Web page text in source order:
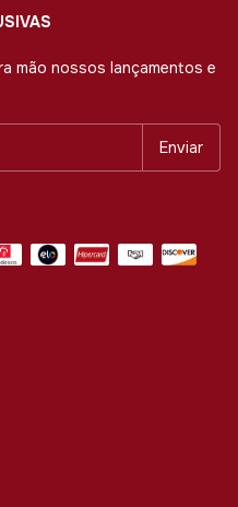
mão nossos lançamentos e